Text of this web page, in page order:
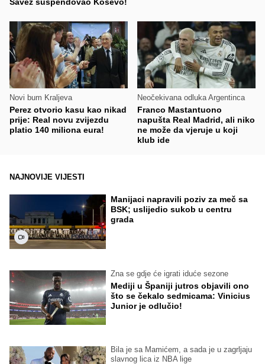
Savez suspendovao Koševo!
Novi bum Kraljeva
Perez otvorio kasu kao nikad
prije: Real novu zvijezdu
platio 140 miliona eura!
Neočekivana odluka Argentinca
Franco Mastantuono
napušta Real Madrid, ali niko
ne može da vjeruje u koji
klub ide
NAJNOVIJE VIJESTI
Manijaci napravili poziv za meč sa
BSK; uslijedio sukob u centru
grada
Zna se gdje će igrati iduće sezone
Mediji u Španiji jutros objavili ono
što se čekalo sedmicama: Vinicius
Junior je odlučio!
Bila je sa Mamićem, a sada je u zagrljaju
slavnog lica iz NBA lige